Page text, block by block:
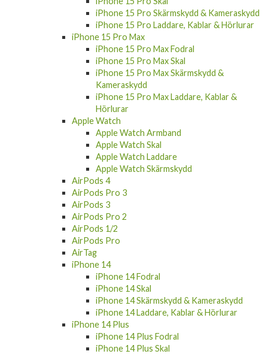
iPhone 15 Pro Skärmskydd & Kameraskydd
iPhone 15 Pro Laddare, Kablar & Hörlurar
iPhone 15 Pro Max
iPhone 15 Pro Max Fodral
iPhone 15 Pro Max Skal
iPhone 15 Pro Max Skärmskydd &
Kameraskydd
iPhone 15 Pro Max Laddare, Kablar &
Hörlurar
Apple Watch
Apple Watch Armband
Apple Watch Skal
Apple Watch Laddare
Apple Watch Skärmskydd
AirPods 4
AirPods Pro 3
AirPods 3
AirPods Pro 2
AirPods 1/2
AirPods Pro
AirTag
iPhone 14
iPhone 14 Fodral
iPhone 14 Skal
iPhone 14 Skärmskydd & Kameraskydd
iPhone 14 Laddare, Kablar & Hörlurar
iPhone 14 Plus
iPhone 14 Plus Fodral
iPhone 14 Plus Skal